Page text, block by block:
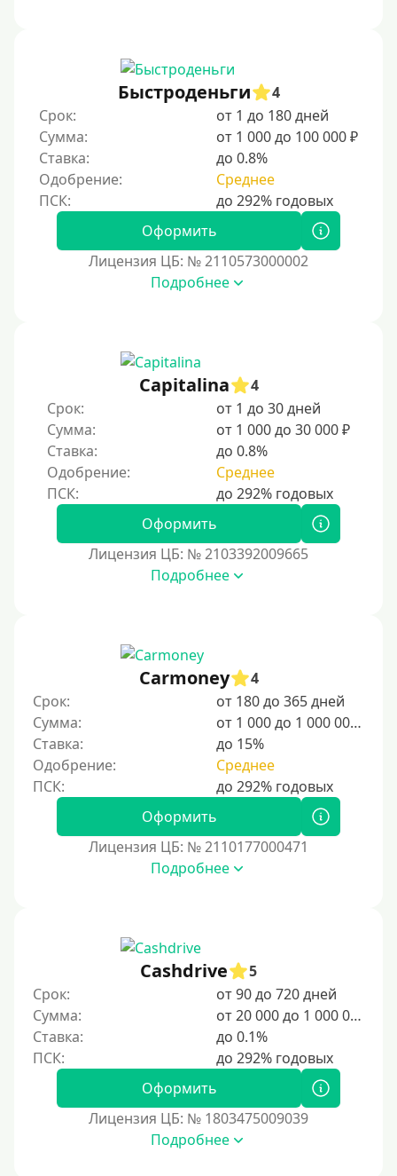
Быстроденьги
4
Срок:
от 1 до 180 дней
Сумма:
от 1 000 до 100 000 ₽
Ставка:
до 0.8%
Одобрение:
Среднее
Оформить
Лицензия ЦБ: № 2110573000002
Подробнее
Capitalina
4
Срок:
от 1 до 30 дней
Сумма:
от 1 000 до 30 000 ₽
Ставка:
до 0.8%
Одобрение:
Среднее
Оформить
Лицензия ЦБ: № 2103392009665
Подробнее
Carmoney
4
Срок:
от 180 до 365 дней
Сумма:
от 1 000 до 1 000 000 ₽
Ставка:
до 15%
Одобрение:
Среднее
Оформить
Лицензия ЦБ: № 2110177000471
Подробнее
Cashdrive
5
Срок:
от 90 до 720 дней
Сумма:
от 20 000 до 1 000 000 ₽
Ставка:
до 0.1%
Оформить
Лицензия ЦБ: № 1803475009039
Подробнее